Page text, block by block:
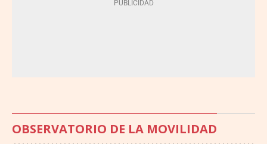
OBSERVATORIO DE LA MOVILIDAD